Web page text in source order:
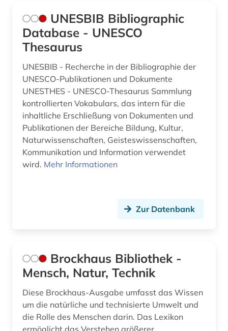
UNESBIB Bibliographic
Database - UNESCO
Thesaurus
UNESBIB - Recherche in der Bibliographie der
UNESCO-Publikationen und Dokumente
UNESTHES - UNESCO-Thesaurus Sammlung
kontrollierten Vokabulars, das intern für die
inhaltliche Erschließung von Dokumenten und
Publikationen der Bereiche Bildung, Kultur,
Naturwissenschaften, Geisteswissenschaften,
Kommunikation und Information verwendet
wird. Mehr Informationen
Zur Datenbank
Brockhaus Bibliothek -
Mensch, Natur, Technik
Diese Brockhaus-Ausgabe umfasst das Wissen
um die natürliche und technisierte Umwelt und
die Rolle des Menschen darin. Das Lexikon